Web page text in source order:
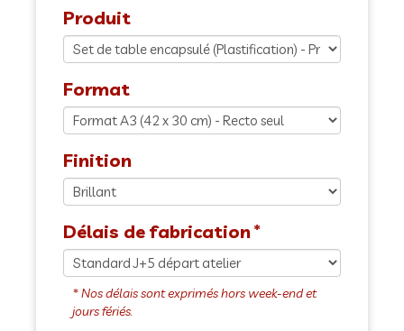
Produit
Format
Finition
Délais de fabrication